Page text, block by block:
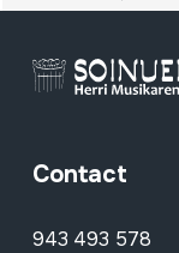
Contact
943 493 578